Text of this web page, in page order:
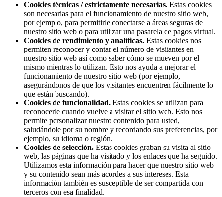
Cookies técnicas / estrictamente necesarias. Estas cookies
son necesarias para el funcionamiento de nuestro sitio web,
por ejemplo, para permitirle conectarse a áreas seguras de
nuestro sitio web o para utilizar una pasarela de pagos virtual.
Cookies de rendimiento y analíticas. Estas cookies nos
permiten reconocer y contar el número de visitantes en
nuestro sitio web así como saber cómo se mueven por el
mismo mientras lo utilizan. Esto nos ayuda a mejorar el
funcionamiento de nuestro sitio web (por ejemplo,
asegurándonos de que los visitantes encuentren fácilmente lo
que están buscando).
Cookies de funcionalidad. Estas cookies se utilizan para
reconocerle cuando vuelve a visitar el sitio web. Esto nos
permite personalizar nuestro contenido para usted,
saludándole por su nombre y recordando sus preferencias, por
ejemplo, su idioma o región.
Cookies de selección. Estas cookies graban su visita al sitio
web, las páginas que ha visitado y los enlaces que ha seguido.
Utilizamos esta información para hacer que nuestro sitio web
y su contenido sean más acordes a sus intereses. Esta
información también es susceptible de ser compartida con
terceros con esa finalidad.